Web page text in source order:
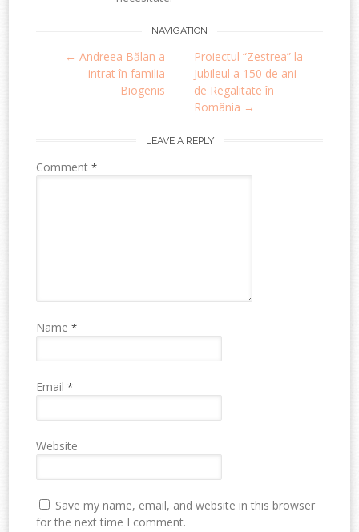
navigation
NAVIGATION
← Andreea Bălan a
intrat în familia
Biogenis
Proiectul “Zestrea” la
Jubileul a 150 de ani
de Regalitate în
România →
LEAVE A REPLY
Comment*
Name*
Email*
Website
Save my name, email, and website in this browser
for the next time I comment.